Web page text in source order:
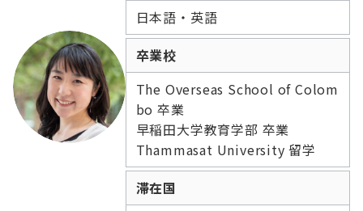
日本語・英語
卒業校
The Overseas School of Colom
bo 卒業
早稲田大学教育学部 卒業
Thammasat University 留学
滞在国